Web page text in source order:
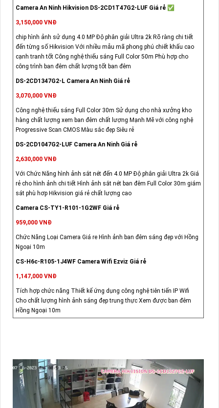
Camera An Ninh Hikvision DS-2CD1T47G2-LUF Giá rẻ ✅
3,150,000 VNĐ
chip hình ảnh sử dụng 4.0 MP Độ phân giải Ultra 2k Rõ ràng chi tiết
đến từng số Hikvision Với nhiều mẫu mã phong phú chiết khấu cao
cạnh tranh tốt Công nghệ thiếu sáng Full Color 50m Phù hợp cho
công trình ban đêm chất lượng tốt ban đêm
DS-2CD1347G2-L Camera An Ninh Giá rẻ
3,070,000 VNĐ
Công nghệ thiếu sáng Full Color 30m Sử dụng cho nhà xưởng kho
hàng chất lượng xem ban đêm chất lượng Mạnh Mẽ với công nghệ
Progressive Scan CMOS Màu sắc đẹp Siêu rẻ
DS-2CD1047G2-LUF Camera An Ninh Giá rẻ
2,630,000 VNĐ
Với Chức Năng hình ảnh sắt nét đến 4.0 MP Độ phân giải Ultra 2k Giá
rẻ cho hình ảnh chi tiết Hình ảnh sắt nét ban đêm Full Color 30m giám
sát phù hơp Hikvision giá rẻ chất lượng cao
Camera CS-TY1-R101-1G2WF Giá rẻ
959,000 VNĐ
Chức Năng Loại Camera Giá re Hình ảnh ban đêm sáng đẹp với Hồng
Ngoại 10m
CS-H6c-R105-1J4WF Camera Wifi Ezviz Giá rẻ
1,147,000 VNĐ
Tích hợp chức năng Thiết kế ứng dụng công nghệ tiên tiến IP Wifi
Cho chất lượng hình ảnh sáng đẹp trung thực Xem được ban đêm
Hồng Ngoại 10m